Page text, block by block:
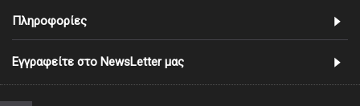
Πληροφορίες
Εγγραφείτε στο NewsLetter μας